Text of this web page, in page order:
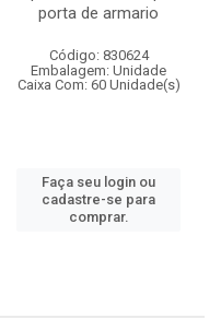
porta de armario
Código: 830624
Embalagem: Unidade
Caixa Com: 60 Unidade(s)
Faça seu login ou
cadastre-se para
comprar.